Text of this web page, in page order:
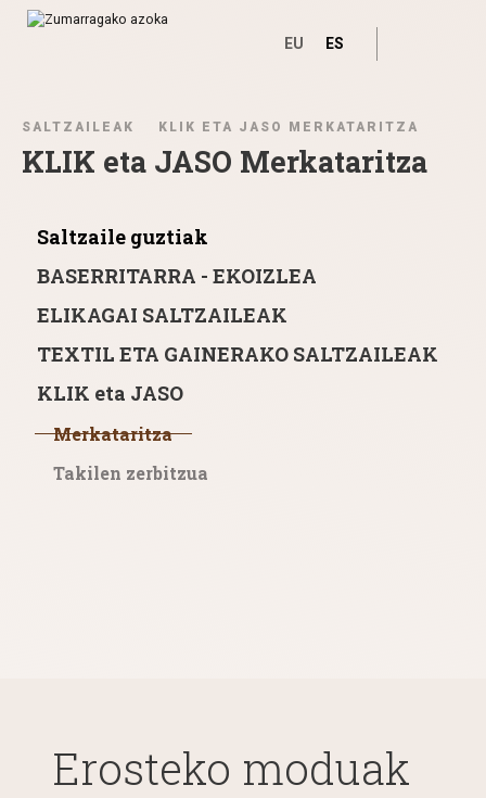
Ir directamente al contenido
EU ES
SALTZAILEAK KLIK ETA JASO MERKATARITZA
KLIK eta JASO Merkataritza
Saltzaile guztiak
BASERRITARRA - EKOIZLEA
ELIKAGAI SALTZAILEAK
TEXTIL ETA GAINERAKO SALTZAILEAK
KLIK eta JASO
Merkataritza
Takilen zerbitzua
Erosteko moduak